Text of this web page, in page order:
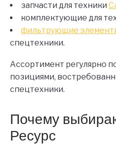
запчасти для техники
комплектующие для
фильтрующие
спецтехники.
Ассортимент регулярно
позициями,
спецтехники.
Почему
Ресурс